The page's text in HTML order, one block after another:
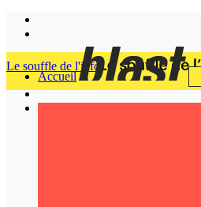
Accueil
Le souffle de l'info